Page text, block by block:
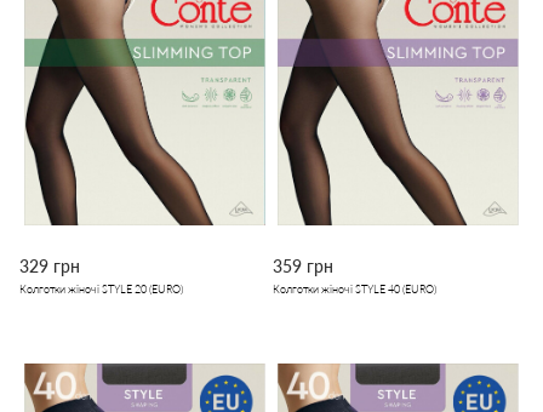
329 грн
Колготки жіночі STYLE 20 (EURO)
359 грн
Колготки жіночі STYLE 40 (EURO)